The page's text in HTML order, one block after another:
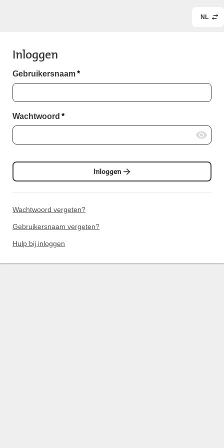
NL
Inloggen
Gebruikersnaam*
Wachtwoord *
Inloggen
Wachtwoord vergeten?
Gebruikersnaam vergeten?
Hulp bij inloggen